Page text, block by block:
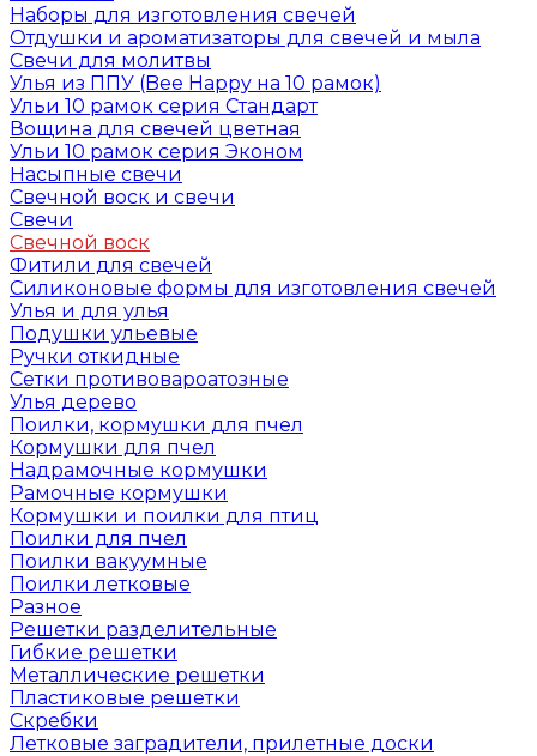
Наборы для изготовления свечей
Отдушки и ароматизаторы для свечей и мыла
Свечи для молитвы
Улья из ППУ (Bee Happy на 10 рамок)
Ульи 10 рамок серия Стандарт
Вощина для свечей цветная
Ульи 10 рамок серия Эконом
Насыпные свечи
Свечной воск и свечи
Свечи
Свечной воск
Фитили для свечей
Силиконовые формы для изготовления свечей
Улья и для улья
Подушки ульевые
Ручки откидные
Сетки противовароатозные
Улья дерево
Поилки, кормушки для пчел
Кормушки для пчел
Надрамочные кормушки
Рамочные кормушки
Кормушки и поилки для птиц
Поилки для пчел
Поилки вакуумные
Поилки летковые
Разное
Решетки разделительные
Гибкие решетки
Металлические решетки
Пластиковые решетки
Скребки
Летковые заградители, прилетные доски